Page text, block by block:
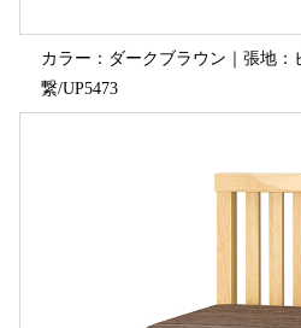
カラー：ダークブラウン｜張地
繋/UP5473